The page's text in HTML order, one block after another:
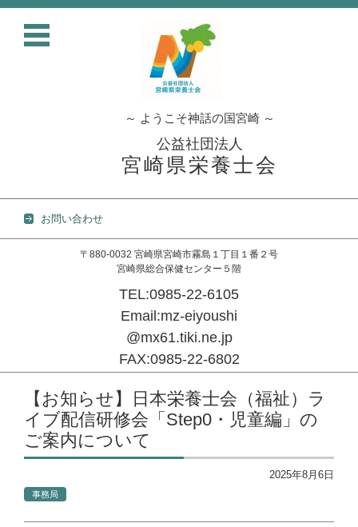
～ ようこそ神話の国宮崎 ～
公益社団法人
宮崎県栄養士会
お問い合わせ
〒880-0032 宮崎県宮崎市霧島１丁目１番２号
宮崎県総合保健センター５階
TEL:0985-22-6105
Email:mz-eiyoushi
@mx61.tiki.ne.jp
FAX:0985-22-6802
コンテンツに移動
【お知らせ】日本栄養士会（福祉）ラ
イブ配信研修会「Step0・児童編」の
ご案内について
2025年8月6日
事務局